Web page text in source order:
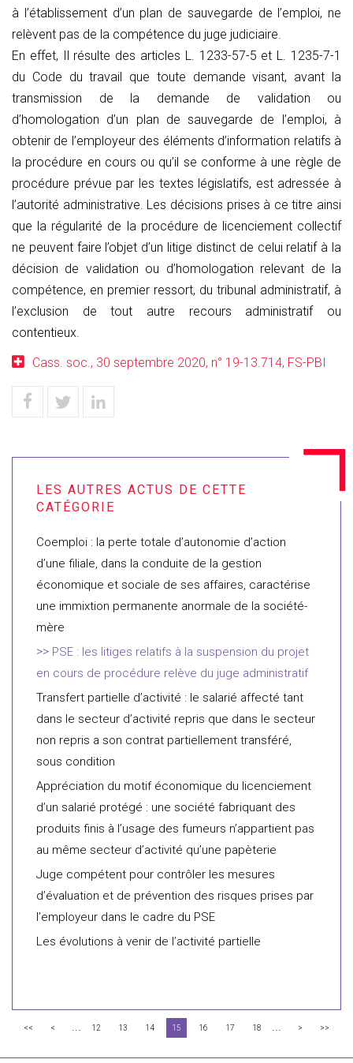
à l’établissement d’un plan de sauvegarde de l’emploi, ne
relèvent pas de la compétence du juge judiciaire.
En effet, Il résulte des articles L. 1233-57-5 et L. 1235-7-1
du Code du travail que toute demande visant, avant la
transmission de la demande de validation ou
d’homologation d’un plan de sauvegarde de l’emploi, à
obtenir de l’employeur des éléments d’information relatifs à
la procédure en cours ou qu’il se conforme à une règle de
procédure prévue par les textes législatifs, est adressée à
l’autorité administrative. Les décisions prises à ce titre ainsi
que la régularité de la procédure de licenciement collectif
ne peuvent faire l’objet d’un litige distinct de celui relatif à la
décision de validation ou d’homologation relevant de la
compétence, en premier ressort, du tribunal administratif, à
l’exclusion de tout autre recours administratif ou
contentieux.
Cass. soc., 30 septembre 2020, n° 19-13.714, FS-PBI
Coemploi : la perte totale d’autonomie d’action
d’une filiale, dans la conduite de la gestion
économique et sociale de ses affaires, caractérise
une immixtion permanente anormale de la société-
mère
PSE : les litiges relatifs à la suspension du projet
en cours de procédure relève du juge administratif
Transfert partielle d’activité : le salarié affecté tant
dans le secteur d’activité repris que dans le secteur
non repris a son contrat partiellement transféré,
sous condition
Appréciation du motif économique du licenciement
d’un salarié protégé : une société fabriquant des
produits finis à l’usage des fumeurs n’appartient pas
au même secteur d’activité qu’une papèterie
Juge compétent pour contrôler les mesures
d’évaluation et de prévention des risques prises par
l’employeur dans le cadre du PSE
Les évolutions à venir de l’activité partielle
<< < ... 12 13 14 15 16 17 18 ... > >>